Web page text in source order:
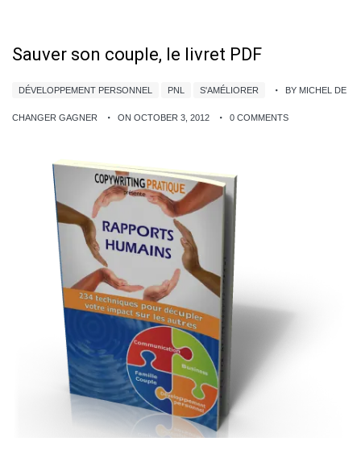
Sauver son couple, le livret PDF
DÉVELOPPEMENT PERSONNEL PNL S'AMÉLIORER BY MICHEL DE
CHANGER GAGNER ON OCTOBER 3, 2012 0 COMMENTS